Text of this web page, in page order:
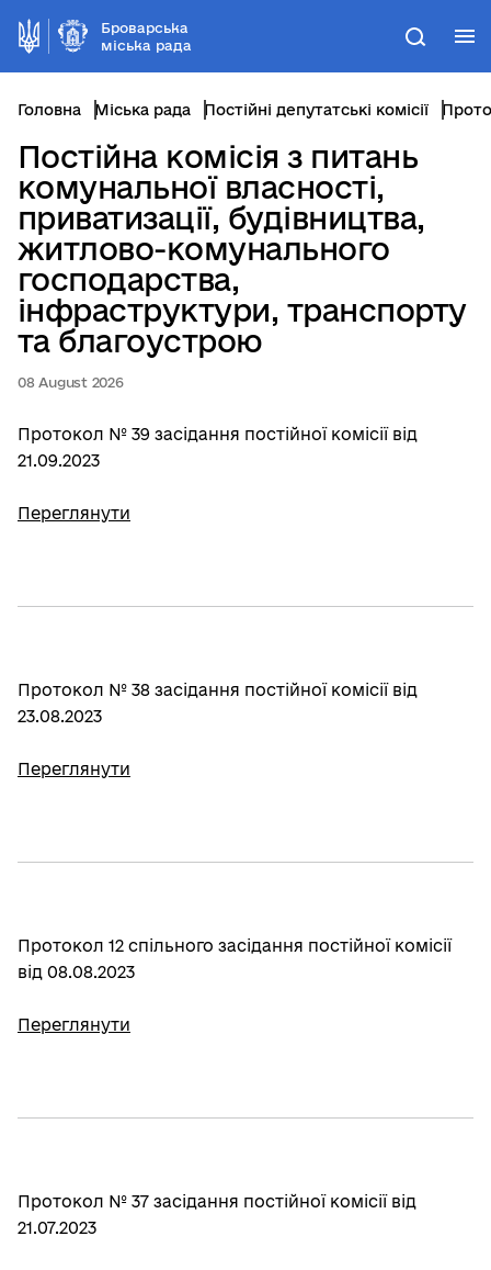
Броварська
міська рада
Пошук
Головна Міська рада Постійні депутатські комісії
Постійна комісія з питань
комунальної власності,
приватизації, будівництва,
житлово-комунального
господарства,
інфраструктури, транспорту
та благоустрою
08 August 2026
Протокол № 39 засідання постійної комісії від
21.09.2023
Переглянути
Протокол № 38 засідання постійної комісії від
23.08.2023
Переглянути
Протокол 12 спільного засідання постійної комісії
від 08.08.2023
Переглянути
Протокол № 37 засідання постійної комісії від
21.07.2023